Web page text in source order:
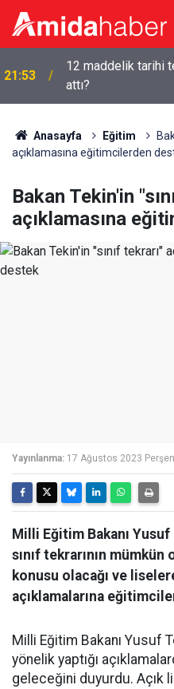
21:53
12 maddelik tarihi
attı?
Anasayfa Eğitim
açıklamasına eğitimcilerden
Bakan Tekin'in
açıklamasına
Yayınlanma: 17 Ağustos 2023
Milli Eğitim Bakanı
sınıf tekrarının
konusu olacağı ve
açıklamalarına
Milli Eğitim Bakanı Yusuf
yönelik yaptığı
geleceğini duyurdu. Açık